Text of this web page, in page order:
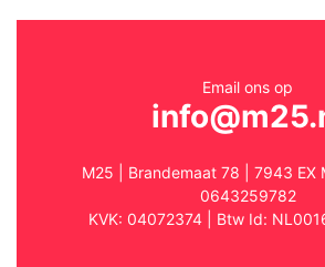
Email ons op
M25 | Brandemaat 78 | 7943 EX
0643259782
KVK: 04072374 | Btw Id: